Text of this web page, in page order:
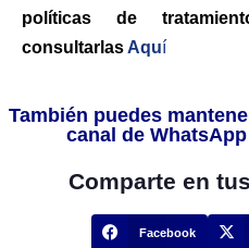
políticas de
consultarlas Aquí
También puedes
canal de
Comparte en
Facebook